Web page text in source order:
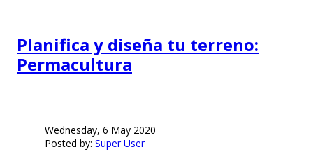
Planifica y diseña tu terreno:
Permacultura
Wednesday, 6 May 2020
Posted by: Super User